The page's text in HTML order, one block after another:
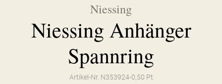
Niessing
Niessing Anhänger
Spannring
Artikel-Nr. N353924-0,50 Pt